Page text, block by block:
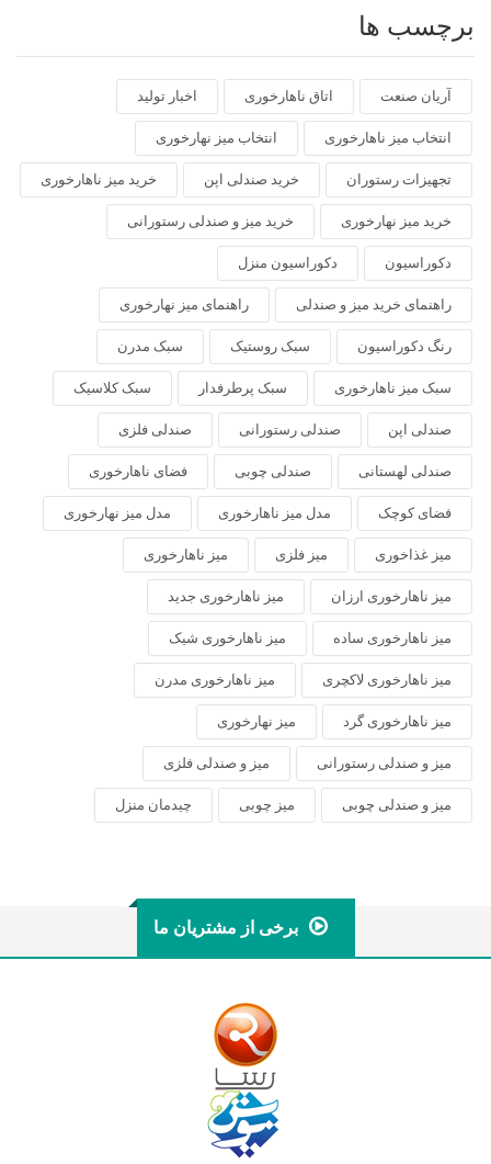
برچسب ها
آریان صنعت اتاق ناهارخوری اخبار تولید
انتخاب میز ناهارخوری انتخاب میز نهارخوری
تجهیزات رستوران خرید صندلی اپن خرید میز ناهارخوری
خرید میز نهارخوری خرید میز و صندلی رستورانی
دکوراسیون دکوراسیون منزل
راهنمای خرید میز و صندلی راهنمای میز نهارخوری
رنگ دکوراسیون سبک روستیک سبک مدرن
سبک میز ناهارخوری سبک پرطرفدار سبک کلاسیک
صندلی اپن صندلی رستورانی صندلی فلزی
صندلی لهستانی صندلی چوبی فضای ناهارخوری
فضای کوچک مدل میز ناهارخوری مدل میز نهارخوری
میز غذاخوری میز فلزی میز ناهارخوری
میز ناهارخوری ارزان میز ناهارخوری جدید
میز ناهارخوری ساده میز ناهارخوری شیک
میز ناهارخوری لاکچری میز ناهارخوری مدرن
میز ناهارخوری گرد میز نهارخوری
میز و صندلی رستورانی میز و صندلی فلزی
میز و صندلی چوبی میز چوبی چیدمان منزل
برخی از مشتریان ما